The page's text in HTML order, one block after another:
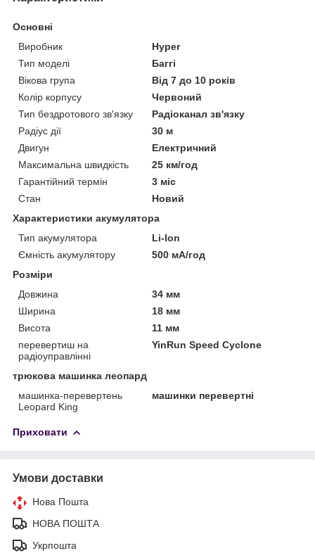
Основні
Виробник
Hyper
Тип моделі
Баггі
Вікова група
Від 7 до 10 років
Колір корпусу
Червоний
Тип бездротового зв'язку
Радіоканал зв'язку
Радіус дії
30 м
Двигун
Електричний
Максимальна швидкість
25 км/год
Гарантійний термін
3 міс
Стан
Новий
Характеристики акумулятора
Тип акумулятора
Li-Ion
Ємність акумулятору
500 мА/год
Розміри
Довжина
34 мм
Ширина
18 мм
Висота
11 мм
перевертиш на
радіоуправлінні
YinRun Speed Cyclone
трюкова машинка леопард
машинка-перевертень
Leopard King
машинки перевертні
Приховати
Умови доставки
Нова Пошта
НОВА ПОШТА
Укрпошта